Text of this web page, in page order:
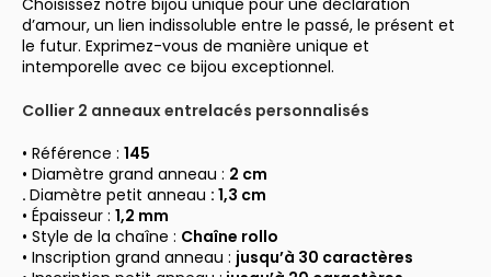
d’amour, un lien indissoluble entre le passé, le présent et
le futur. Exprimez-vous de manière unique et
intemporelle avec ce bijou exceptionnel.
Collier 2 anneaux entrelacés personnalisés
• Référence : 145
• Diamètre grand anneau : 2 cm
. Diamètre petit anneau : 1,3 cm
• Épaisseur : 1,2 mm
• Style de la chaîne : Chaîne rollo
• Inscription grand anneau : jusqu’à 30 caractères